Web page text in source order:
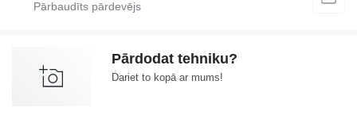
Pārdodat tehniku?
Dariet to kopā ar mums!